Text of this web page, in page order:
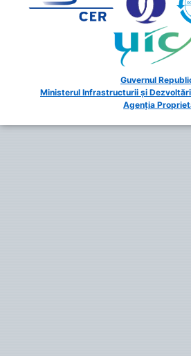
Guvernul
Ministerul Infrastructurii și
Agenția